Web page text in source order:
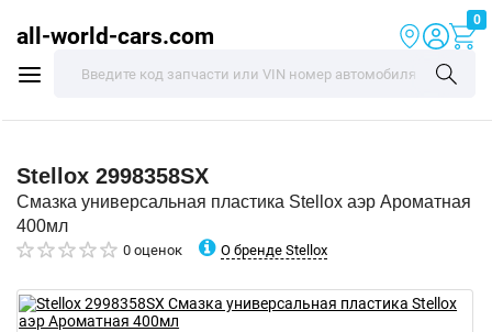
all-world-cars.com
0
Stellox 2998358SX
Смазка универсальная пластика Stellox аэр Ароматная
400мл
0 оценок О бренде Stellox